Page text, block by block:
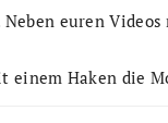
euren
Haken die